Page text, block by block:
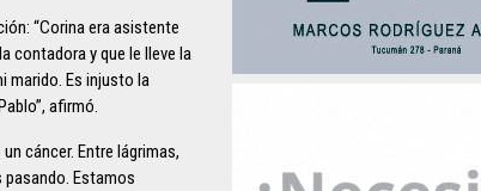
“Corina era asistente
contadora y que le lleve la
marido. Es injusto la
afirmó.
cáncer. Entre lágrimas,
pasando. Estamos